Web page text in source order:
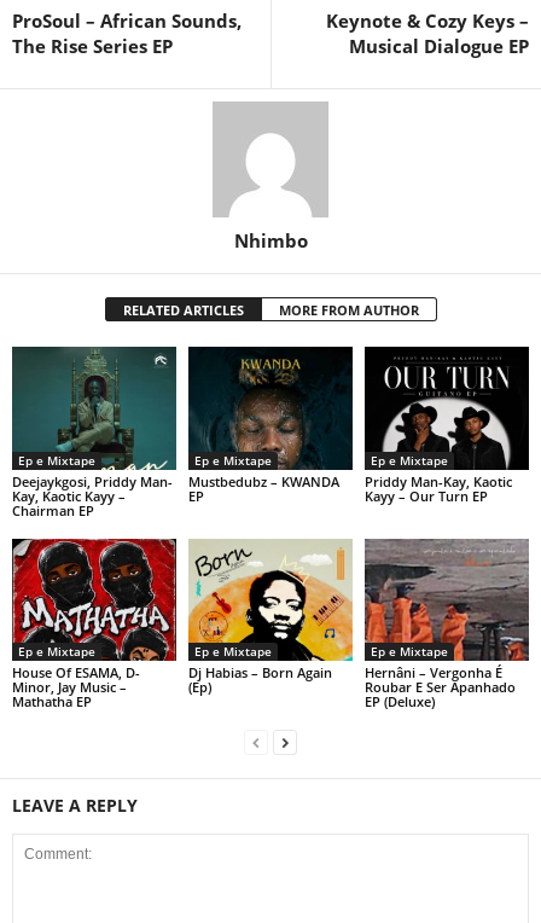
ProSoul – African Sounds,
The Rise Series EP
Keynote & Cozy Keys –
Musical Dialogue EP
Nhimbo
RELATED ARTICLES MORE FROM AUTHOR
Ep e Mixtape
Deejaykgosi, Priddy Man-
Kay, Kaotic Kayy –
Chairman EP
Ep e Mixtape
Mustbedubz – KWANDA
EP
Ep e Mixtape
Priddy Man-Kay, Kaotic
Kayy – Our Turn EP
Ep e Mixtape
House Of ESAMA, D-
Minor, Jay Music –
Mathatha EP
Ep e Mixtape
Dj Habias – Born Again
(Ep)
Ep e Mixtape
Hernâni – Vergonha É
Roubar E Ser Apanhado
EP (Deluxe)
LEAVE A REPLY